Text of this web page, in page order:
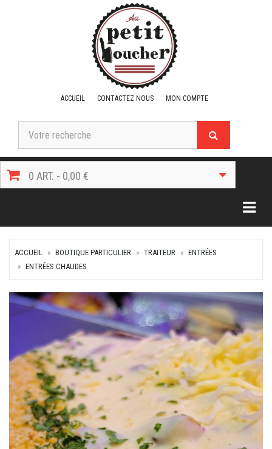
ACCUEIL CONTACTEZ NOUS MON COMPTE
0 ART. - 0,00 €
ACCUEIL BOUTIQUE PARTICULIER TRAITEUR
ENTRÉES
ENTRÉES CHAUDES